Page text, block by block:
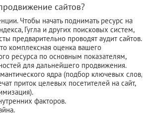
сайтов?
Чтобы начать поднимать ресурс на
Гугла и других поисковых систем,
предварительно проводят аудит сайтов.
комплексная оценка вашего
ресурса по основным показателям,
для дальнейшего продвижения.
ядра (подбор ключевых слов,
приток целевых посетителей на сайт,
факторов.